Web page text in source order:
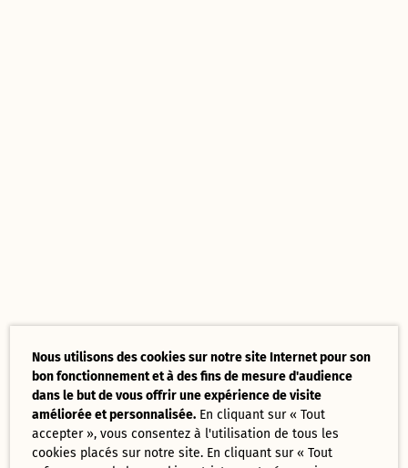
Nous utilisons des cookies sur notre site Internet pour son
bon fonctionnement et à des fins de mesure d'audience
dans le but de vous offrir une expérience de visite
améliorée et personnalisée. En cliquant sur « Tout
accepter », vous consentez à l'utilisation de tous les
cookies placés sur notre site. En cliquant sur « Tout